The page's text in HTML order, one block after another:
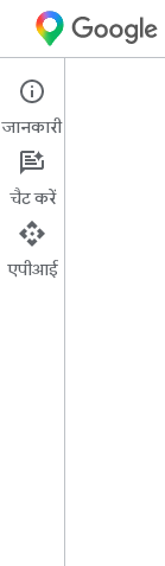
Web Services
गाइड
जानकारी
चैट करें
एपीआई